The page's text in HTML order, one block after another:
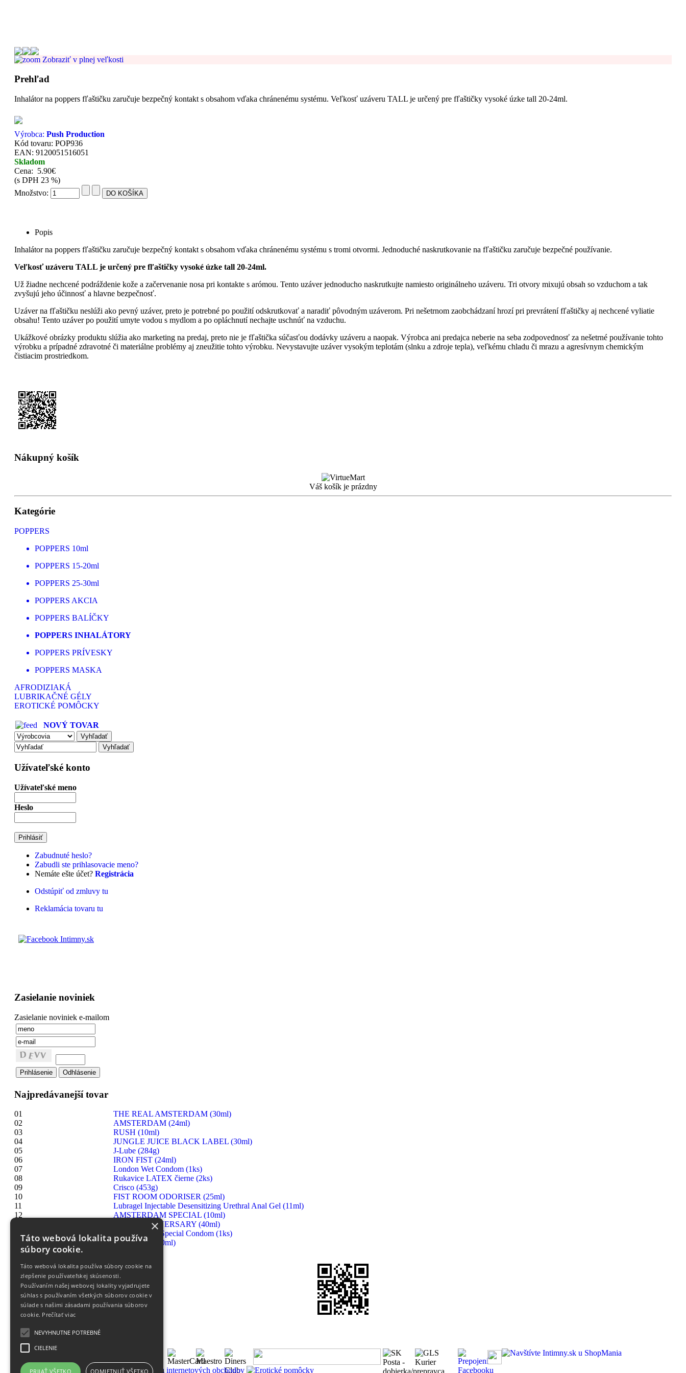
Zobraziť v plnej veľkosti
Prehľad
Inhalátor na poppers fľaštičku zaručuje bezpečný kontakt s obsahom vďaka chránenému systému. Veľkosť uzáveru TALL je určený pre fľaštičky vysoké úzke tall 20-24ml.
Výrobca: Push Production
Kód tovaru: POP936
EAN: 9120051516051
Skladom
Cena: 5.90€
(s DPH 23 %)
Množstvo:
Popis
Inhalátor na poppers fľaštičku zaručuje bezpečný kontakt s obsahom vďaka chránenému systému s tromi otvormi. Jednoduché naskrutkovanie na fľaštičku zaručuje bezpečné používanie.
Veľkosť uzáveru TALL je určený pre fľaštičky vysoké úzke tall 20-24ml.
Už žiadne nechcené podráždenie kože a začervenanie nosa pri kontakte s arómou. Tento uzáver jednoducho naskrutkujte namiesto originálneho uzáveru. Tri otvory mixujú obsah so vzduchom a tak
zvyšujú jeho účinnosť a hlavne bezpečnosť.
Uzáver na fľaštičku neslúži ako pevný uzáver, preto je potrebné po použití odskrutkovať a naradiť pôvodným uzáverom. Pri nešetrnom zaobchádzaní hrozí pri prevrátení fľaštičky aj nechcené vyliatie
obsahu! Tento uzáver po použití umyte vodou s mydlom a po opláchnutí nechajte uschnúť na vzduchu.
Ukážkové obrázky produktu slúžia ako marketing na predaj, preto nie je fľaštička súčasťou dodávky uzáveru a naopak. Výrobca ani predajca neberie na seba zodpovednosť za nešetrné používanie tohto
výrobku a prípadné zdravotné či materiálne problémy aj zneužitie tohto výrobku. Nevystavujte uzáver vysokým teplotám (slnku a zdroje tepla), veľkému chladu či mrazu a agresívnym chemickým
čistiacim prostriedkom.
Nákupný košík
Váš košík je prázdny
Kategórie
POPPERS
POPPERS 10ml
POPPERS 15-20ml
POPPERS 25-30ml
POPPERS AKCIA
POPPERS BALÍČKY
POPPERS INHALÁTORY
POPPERS PRÍVESKY
POPPERS MASKA
AFRODIZIAKÁ
LUBRIKAČNÉ GÉLY
EROTICKÉ POMÔCKY
NOVÝ TOVAR
Užívateľské konto
Užívateľské meno
Heslo
Zabudnuté heslo?
Zabudli ste prihlasovacie meno?
Nemáte ešte účet? Registrácia
Odstúpiť od zmluvy tu
Reklamácia tovaru tu
Zasielanie noviniek
Zasielanie noviniek e-mailom
Najpredávanejší tovar
01
THE REAL AMSTERDAM (30ml)
02
AMSTERDAM (24ml)
03
RUSH (10ml)
04
JUNGLE JUICE BLACK LABEL (30ml)
05
J-Lube (284g)
06
IRON FIST (24ml)
07
London Wet Condom (1ks)
08
Rukavice LATEX čierne (2ks)
09
Crisco (453g)
10
FIST ROOM ODORISER (25ml)
11
Lubragel Injectable Desensitizing Urethral Anal Gel (11ml)
12
AMSTERDAM SPECIAL (10ml)
RUSH ANNIVERSARY (40ml)
14
London Extra Special Condom (1ks)
15
HIGHRISE (30ml)
×
Táto webová lokalita používa
súbory cookie.
Táto webová lokalita používa súbory cookie na
zlepšenie používateľskej skúsenosti.
Používaním našej webovej lokality vyjadrujete
súhlas s používaním všetkých súborov cookie v
súlade s našimi zásadami používania súborov
cookie. Prečítať viac
NEVYHNUTNE POTREBNÉ
CIELENIE
PRIJAŤ VŠETKO ODMIETNUŤ VŠETKO